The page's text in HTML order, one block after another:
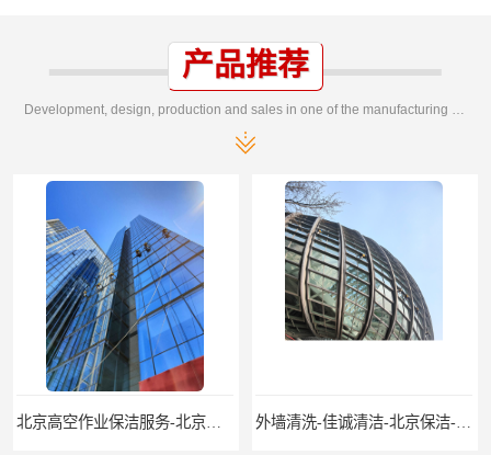
产品推荐
北京开荒保洁服务公司-北京外墙清洗服务-外墙清洗保洁公司